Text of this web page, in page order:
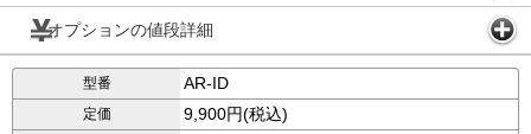
オプションの値段詳細
型番 AR-ID
定価 9,900円(税込)